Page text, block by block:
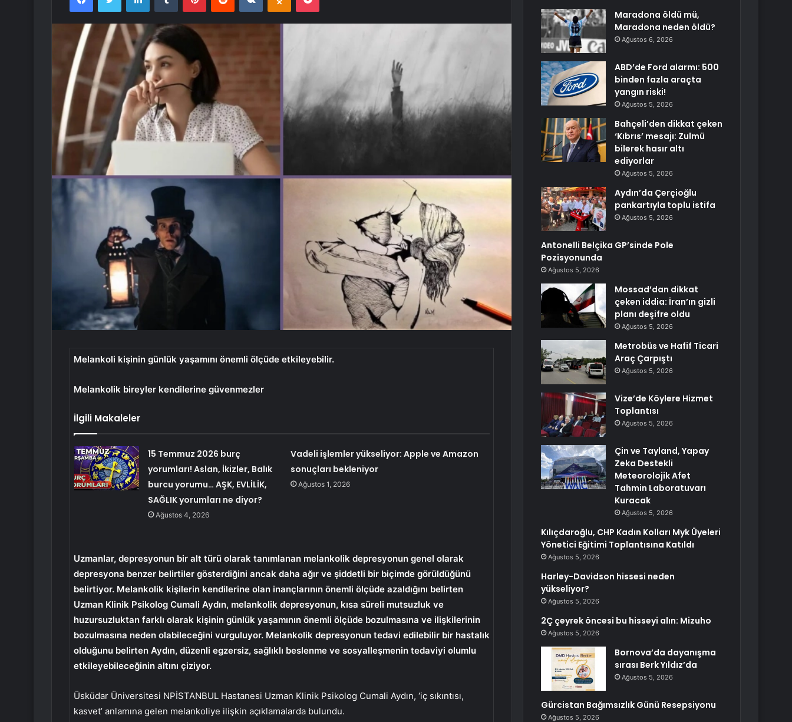
Melankoli kişinin günlük yaşamını önemli ölçüde etkileyebilir.
Melankolik bireyler kendilerine güvenmezler
İlgili Makaleler
15 Temmuz 2026 burç
yorumları! Aslan, İkizler, Balık
burcu yorumu… AŞK, EVLİLİK,
SAĞLIK yorumları ne diyor?
Ağustos 4, 2026
Vadeli işlemler yükseliyor: Apple ve Amazon
sonuçları bekleniyor
Ağustos 1, 2026
Uzmanlar, depresyonun bir alt türü olarak tanımlanan melankolik depresyonun genel olarak
depresyona benzer belirtiler gösterdiğini ancak daha ağır ve şiddetli bir biçimde görüldüğünü
belirtiyor. Melankolik kişilerin kendilerine olan inançlarının önemli ölçüde azaldığını belirten
Uzman Klinik Psikolog Cumali Aydın, melankolik depresyonun, kısa süreli mutsuzluk ve
huzursuzluktan farklı olarak kişinin günlük yaşamının önemli ölçüde bozulmasına ve ilişkilerinin
bozulmasına neden olabileceğini vurguluyor. Melankolik depresyonun tedavi edilebilir bir hastalık
olduğunu belirten Aydın, düzenli egzersiz, sağlıklı beslenme ve sosyalleşmenin tedaviyi olumlu
etkileyebileceğinin altını çiziyor.
Üsküdar Üniversitesi NPİSTANBUL Hastanesi Uzman Klinik Psikolog Cumali Aydın, ‘iç sıkıntısı,
kasvet’ anlamına gelen melankoliye ilişkin açıklamalarda bulundu.
Maradona öldü mü,
Maradona neden öldü?
Ağustos 6, 2026
ABD’de Ford alarmı: 500
binden fazla araçta
yangın riski!
Ağustos 5, 2026
Bahçeli’den dikkat çeken
‘Kıbrıs’ mesajı: Zulmü
bilerek hasır altı
ediyorlar
Ağustos 5, 2026
Aydın’da Çerçioğlu
pankartıyla toplu istifa
Ağustos 5, 2026
Antonelli Belçika GP’sinde Pole
Pozisyonunda
Ağustos 5, 2026
Mossad’dan dikkat
çeken iddia: İran’ın gizli
planı deşifre oldu
Ağustos 5, 2026
Metrobüs ve Hafif Ticari
Araç Çarpıştı
Ağustos 5, 2026
Vize’de Köylere Hizmet
Toplantısı
Ağustos 5, 2026
Çin ve Tayland, Yapay
Zeka Destekli
Meteorolojik Afet
Tahmin Laboratuvarı
Kuracak
Ağustos 5, 2026
Kılıçdaroğlu, CHP Kadın Kolları Myk Üyeleri
Yönetici Eğitimi Toplantısına Katıldı
Ağustos 5, 2026
Harley-Davidson hissesi neden
yükseliyor?
Ağustos 5, 2026
2Ç çeyrek öncesi bu hisseyi alın: Mizuho
Ağustos 5, 2026
Bornova’da dayanışma
sırası Berk Yıldız’da
Ağustos 5, 2026
Gürcistan Bağımsızlık Günü Resepsiyonu
Ağustos 5, 2026